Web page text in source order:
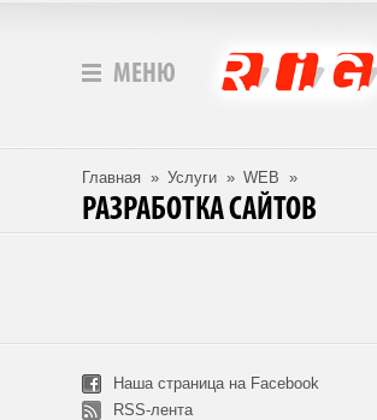
МЕНЮ
Главная » Услуги » WEB »
РАЗРАБОТКА САЙТОВ
Наша страница на Facebook
RSS-лента